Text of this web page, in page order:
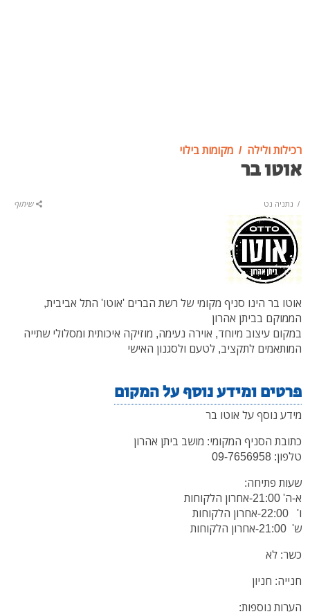
רכילות ולילה מקומות בילוי
אוטו בר
/ נתניה נט שיתוף
אוטו בר הינו סניף מקומי של רשת הברים 'אוטו' התל אביבית,
הממוקם בביתן אהרון
במקום עיצוב מיוחד, אוירה נעימה, מוזיקה איכותית ומסלולי שתייה
המותאמים לתקציב, לטעם ולסגנון האישי
פרטים ומידע נוסף על המקום
מידע נוסף על אוטו בר
כתובת הסניף המקומי: מושב ביתן אהרון
טלפון: 09-7656958
שעות פתיחה:
א-ה' 21:00-אחרון הלקוחות
ו' 22:00-אחרון הלקוחות
ש' 21:00-אחרון הלקוחות
כשר: לא
חנייה: חניון
הערות נוספות: